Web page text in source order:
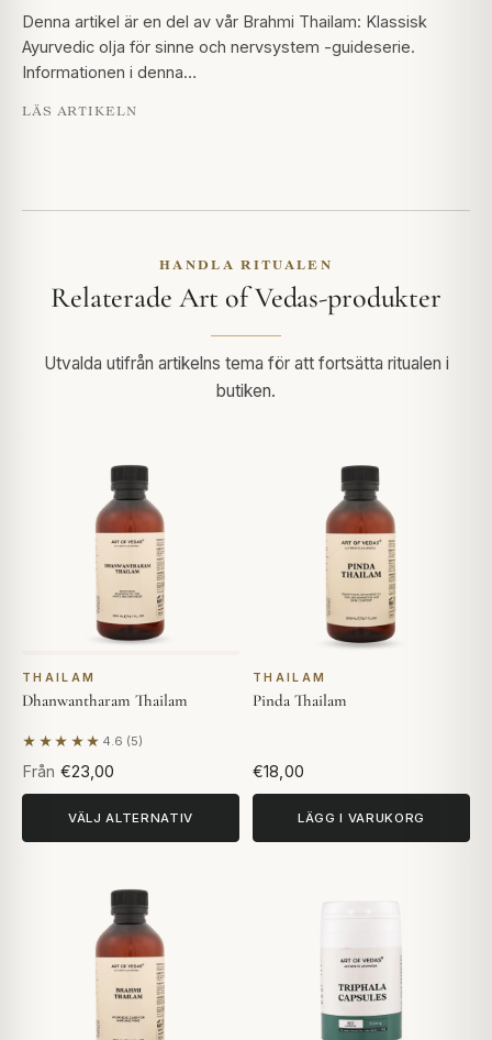
Denna artikel är en del av vår Brahmi Thailam: Klassisk
Ayurvedic olja för sinne och nervsystem -guideserie.
Informationen i denna…
LÄS ARTIKELN
HANDLA RITUALEN
Relaterade Art of Vedas-produkter
Utvalda utifrån artikelns tema för att fortsätta ritualen i
butiken.
THAILAM
Dhanwantharam Thailam
★★★★★ 4.6 (5)
Baserat på 5 recensioner
Från €23,00
VÄLJ ALTERNATIV
THAILAM
Pinda Thailam
€18,00
LÄGG I VARUKORG